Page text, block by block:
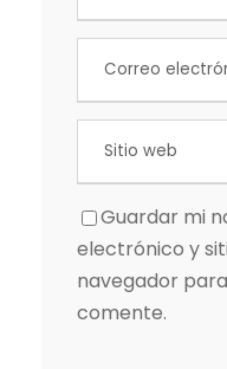
Guardar mi
electrónico y
navegador
comente.